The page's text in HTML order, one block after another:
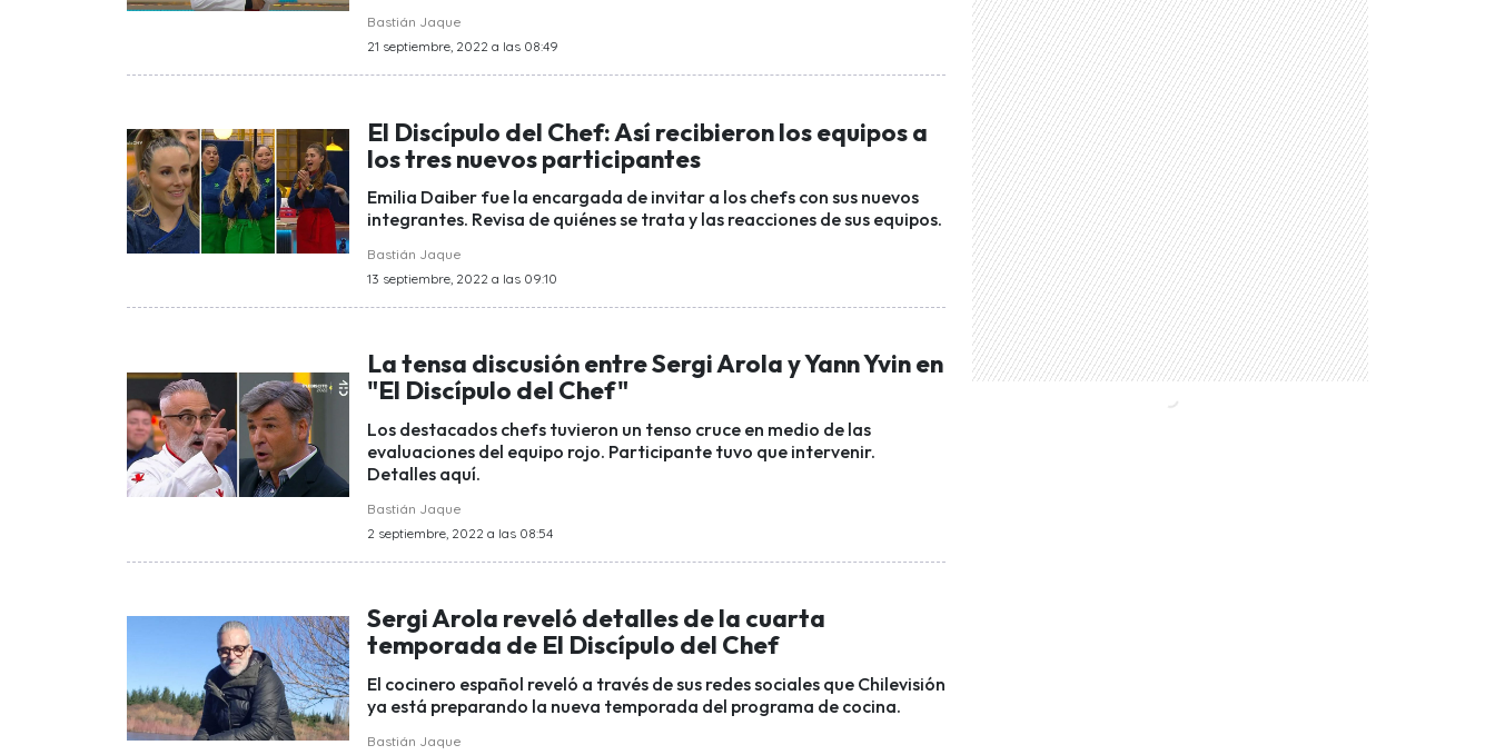
Bastián Jaque
21 septiembre, 2022 a las 08:49
El Discípulo del Chef: Así recibieron los equipos a
los tres nuevos participantes
Emilia Daiber fue la encargada de invitar a los chefs con sus nuevos
integrantes. Revisa de quiénes se trata y las reacciones de sus equipos.
Bastián Jaque
13 septiembre, 2022 a las 09:10
La tensa discusión entre Sergi Arola y Yann Yvin en
"El Discípulo del Chef"
Los destacados chefs tuvieron un tenso cruce en medio de las
evaluaciones del equipo rojo. Participante tuvo que intervenir.
Detalles aquí.
Bastián Jaque
2 septiembre, 2022 a las 08:54
Sergi Arola reveló detalles de la cuarta
temporada de El Discípulo del Chef
El cocinero español reveló a través de sus redes sociales que Chilevisión
ya está preparando la nueva temporada del programa de cocina.
Bastián Jaque